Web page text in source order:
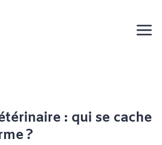
: qui se cache
?